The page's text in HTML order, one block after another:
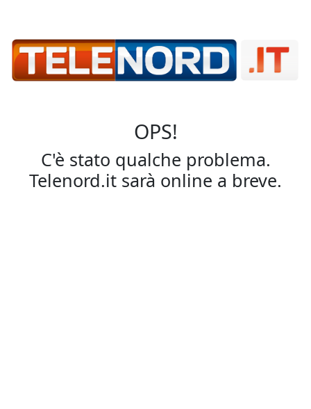
OPS!
C'è stato qualche problema.
Telenord.it sarà online a breve.